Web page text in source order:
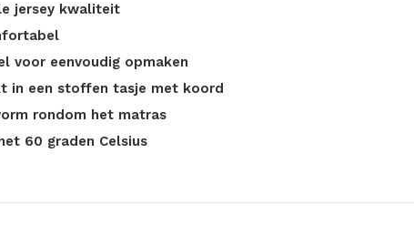
jersey kwaliteit
voor eenvoudig opmaken
in een stoffen tasje met koord
rondom het matras
60 graden Celsius